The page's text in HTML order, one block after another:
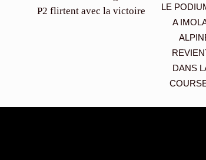
P2 flirtent avec la victoire